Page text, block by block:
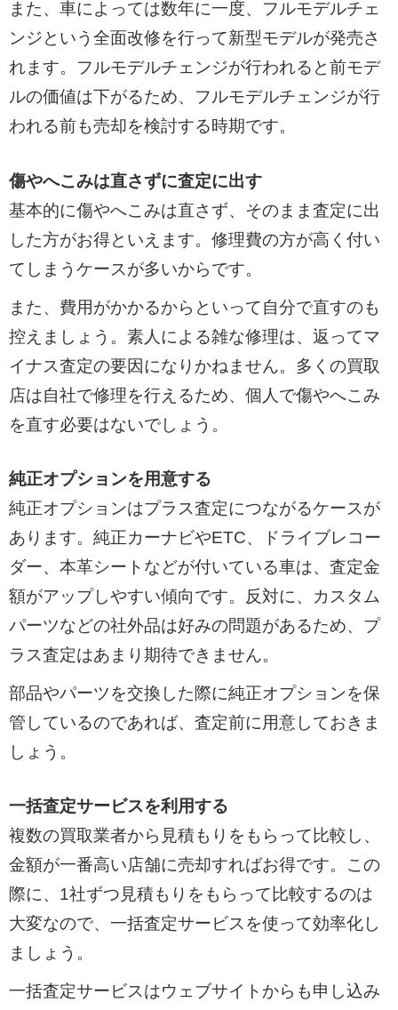
また、車によっては数年に一度、フルモデルチェ
ンジという全面改修を行って新型モデルが発売さ
れます。フルモデルチェンジが行われると前モデ
ルの価値は下がるため、フルモデルチェンジが行
われる前も売却を検討する時期です。
傷やへこみは直さずに査定に出す
基本的に傷やへこみは直さず、そのまま査定に出
した方がお得といえます。修理費の方が高く付い
てしまうケースが多いからです。
また、費用がかかるからといって自分で直すのも
控えましょう。素人による雑な修理は、返ってマ
イナス査定の要因になりかねません。多くの買取
店は自社で修理を行えるため、個人で傷やへこみ
を直す必要はないでしょう。
純正オプションを用意する
純正オプションはプラス査定につながるケースが
あります。純正カーナビやETC、ドライブレコー
ダー、本革シートなどが付いている車は、査定金
額がアップしやすい傾向です。反対に、カスタム
パーツなどの社外品は好みの問題があるため、プ
ラス査定はあまり期待できません。
部品やパーツを交換した際に純正オプションを保
管しているのであれば、査定前に用意しておきま
しょう。
一括査定サービスを利用する
複数の買取業者から見積もりをもらって比較し、
金額が一番高い店舗に売却すればお得です。この
際に、1社ずつ見積もりをもらって比較するのは
大変なので、一括査定サービスを使って効率化し
ましょう。
一括査定サービスはウェブサイトからも申し込み